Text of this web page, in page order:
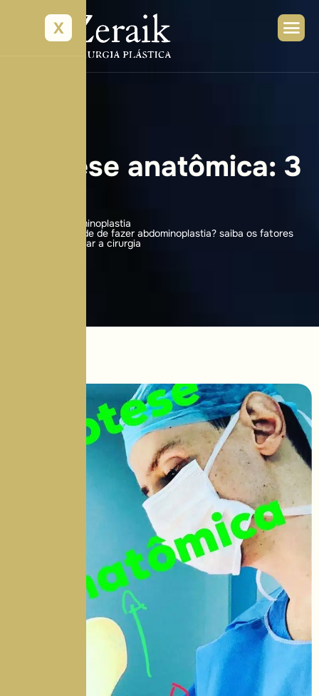
X
ese anatômica: 3
abdominoplastia
O que impede de fazer abdominoplastia? saiba os fatores
que podem barrar a cirurgia